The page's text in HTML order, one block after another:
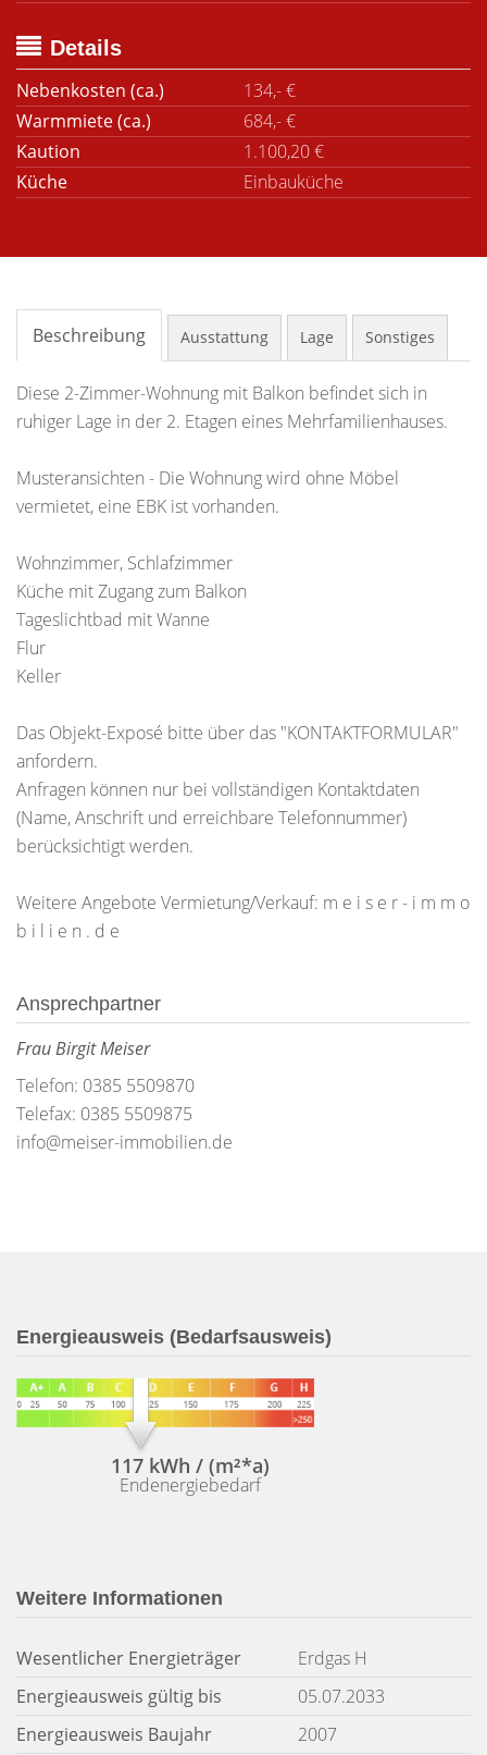
Details
Nebenkosten (ca.)
134,- €
Warmmiete (ca.)
684,- €
Kaution
1.100,20 €
Küche
Einbauküche
Beschreibung Ausstattung Lage Sonstiges
Diese 2-Zimmer-Wohnung mit Balkon befindet sich in
ruhiger Lage in der 2. Etagen eines Mehrfamilienhauses.
Musteransichten - Die Wohnung wird ohne Möbel
vermietet, eine EBK ist vorhanden.
Wohnzimmer, Schlafzimmer
Küche mit Zugang zum Balkon
Tageslichtbad mit Wanne
Flur
Keller
Das Objekt-Exposé bitte über das "KONTAKTFORMULAR"
anfordern.
Anfragen können nur bei vollständigen Kontaktdaten
(Name, Anschrift und erreichbare Telefonnummer)
berücksichtigt werden.
Weitere Angebote Vermietung/Verkauf: m e i s e r - i m m o
b i l i e n . d e
Ansprechpartner
Frau Birgit Meiser
Telefon: 0385 5509870
Telefax: 0385 5509875
info@meiser-immobilien.de
Energieausweis (Bedarfsausweis)
117 kWh / (m²*a)
Endenergiebedarf
Weitere Informationen
Wesentlicher Energieträger
Erdgas H
Energieausweis gültig bis
05.07.2033
Energieausweis Baujahr
2007